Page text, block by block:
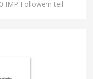
IMP Followern teil